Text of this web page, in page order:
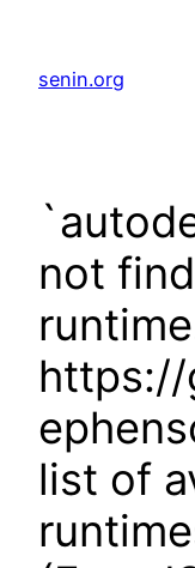
senin.org
not
list of